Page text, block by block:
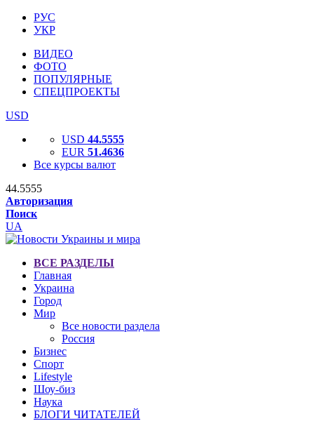
РУС
УКР
ВИДЕО
ФОТО
ПОПУЛЯРНЫЕ
СПЕЦПРОЕКТЫ
USD
USD 44.5555
EUR 51.4636
Все курсы валют
44.5555
Авторизация
Поиск
UA
ВСЕ РАЗДЕЛЫ
Главная
Украина
Город
Мир
Все новости раздела
Россия
Бизнес
Спорт
Lifestyle
Шоу-биз
Наука
БЛОГИ ЧИТАТЕЛЕЙ